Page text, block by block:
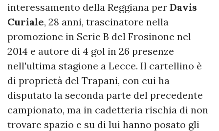
interessamento della Reggiana per Davis
Curiale, 28 anni, trascinatore nella
promozione in Serie B del Frosinone nel
2014 e autore di 4 gol in 26 presenze
nell'ultima stagione a Lecce. Il cartellino è
di proprietà del Trapani, con cui ha
disputato la seconda parte del precedente
campionato, ma in cadetteria rischia di non
trovare spazio e su di lui hanno posato gli